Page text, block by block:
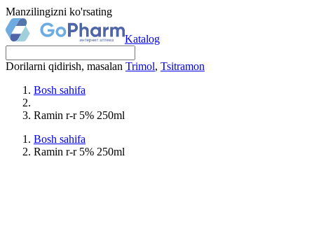
Manzilingizni ko'rsating
Katalog
Dorilarni qidirish, masalan Trimol, Tsitramon
Bosh sahifa
Ramin r-r 5% 250ml
Bosh sahifa
Ramin r-r 5% 250ml